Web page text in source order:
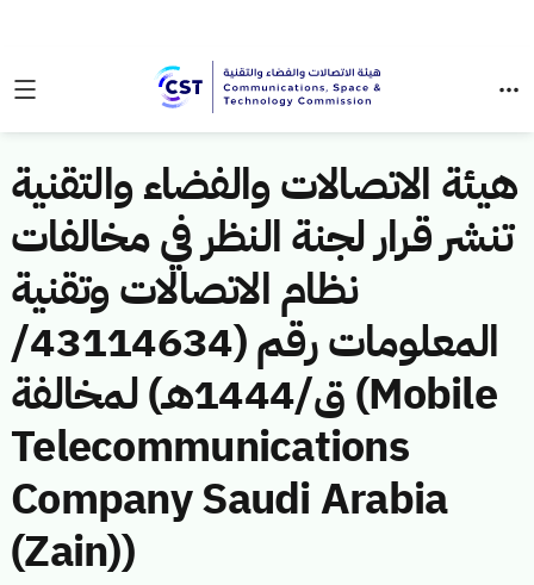
هيئة الاتصالات والفضاء والتقنية
تنشر قرار لجنة النظر في مخالفات
نظام الاتصالات وتقنية
المعلومات رقم (43114634/
ق/1444هـ) لمخالفة (Mobile
Telecommunications
Company Saudi Arabia
(Zain))